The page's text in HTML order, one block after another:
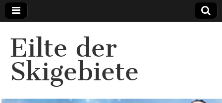
Eilte der
Skigebiete